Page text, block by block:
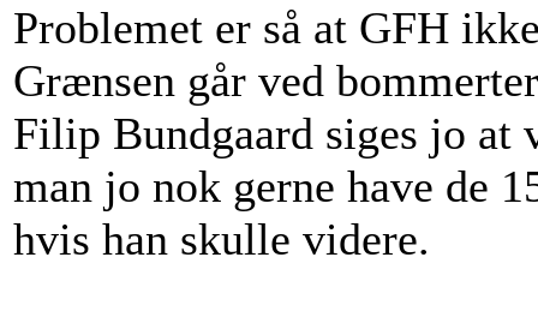
Problemet er så at GFH
Grænsen går ved
Filip Bundgaard siges jo at
man jo nok gerne have de
hvis han skulle videre.